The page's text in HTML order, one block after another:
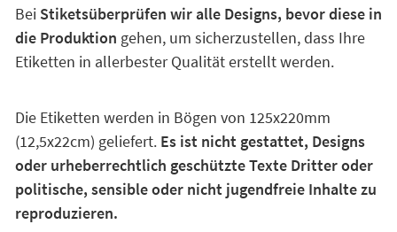
Bei Stiketsüberprüfen wir alle Designs, bevor diese in
die Produktion gehen, um sicherzustellen, dass Ihre
Etiketten in allerbester Qualität erstellt werden.
Die Etiketten werden in Bögen von 125x220mm
(12,5x22cm) geliefert. Es ist nicht gestattet, Designs
oder urheberrechtlich geschützte Texte Dritter oder
politische, sensible oder nicht jugendfreie Inhalte zu
reproduzieren.